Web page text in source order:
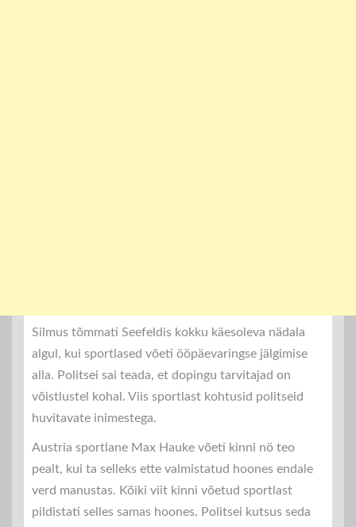
Silmus tõmmati Seefeldis kokku käesoleva nädala
algul, kui sportlased võeti ööpäevaringse jälgimise
alla. Politsei sai teada, et dopingu tarvitajad on
võistlustel kohal. Viis sportlast kohtusid politseid
huvitavate inimestega.
Austria sportlane Max Hauke võeti kinni nö teo
pealt, kui ta selleks ette valmistatud hoones endale
verd manustas. Kõiki viit kinni võetud sportlast
pildistati selles samas hoones. Politsei kutsus seda